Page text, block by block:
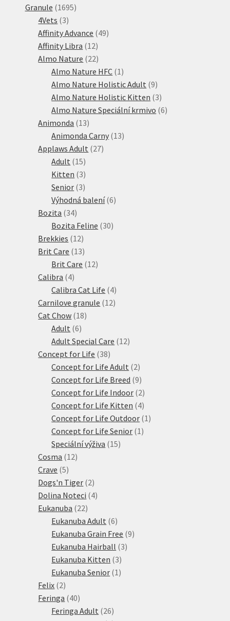
Granule 16951695
4Vets 33
produkty
Affinity Advance 4949
Affinity Libra 1212
produktů
Almo Nature 2222
produktů
Almo Nature HFC 1 1
produkt
Almo Nature Holistic Adult 99
produktů
Almo Nature Holistic Kitten 33
produkty
Almo Nature Speciální krmivo 66
Animonda 1313
produktů
Animonda Carny 1313
Applaws Adult 2727
Adult 1515
produktů
Kitten 33
produkty
Senior 33
produkty
Výhodná balení 66
Bozita 3434
produktů
Bozita Feline 3030
Brekkies 1212
produktů
Brit Care 1313
produktů
Brit Care 1212
Calibra 44
produkty
Calibra Cat Life 44
produkty
Carnilove granule 1212
Cat Chow 1818
Adult 66
produktů
Adult Special Care 1212
Concept for Life 3838
produktů
Concept for Life Adult 22
produkty
Concept for Life Breed 99
produktů
Concept for Life Indoor 22
produkty
Concept for Life Kitten 44
produkty
Concept for Life Outdoor 1 1
Concept for Life Senior 1 1
Speciální výživa 1515
Cosma 1212
Crave 55
produktů
Dogs'n Tiger 22
produkty
Dolina Noteci 44
Eukanuba 2222
produktů
Eukanuba Adult 66
produktů
Eukanuba Grain Free 99
Eukanuba Hairball 33
Eukanuba Kitten 33
produkty
Eukanuba Senior 1 1
Felix 22
produkty
Feringa 4040
produktů
Feringa Adult 2626